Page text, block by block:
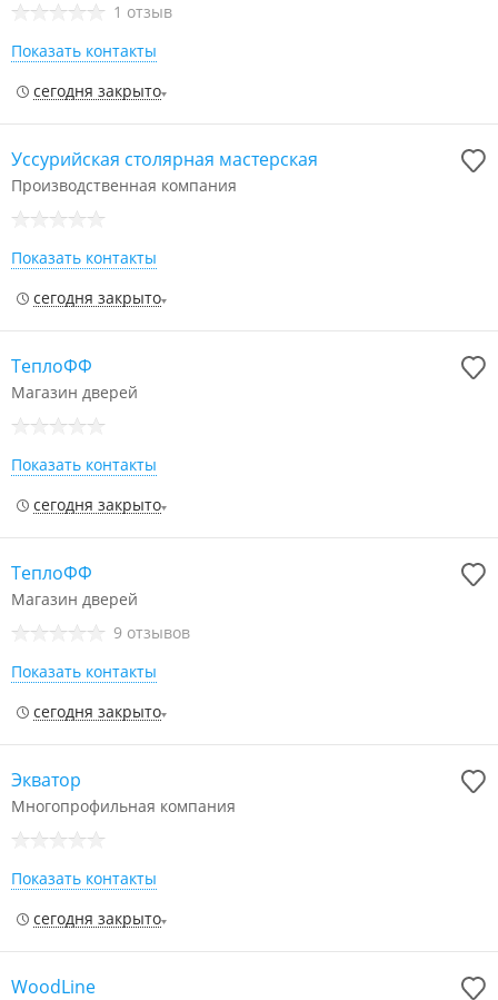
1 отзыв
Показать контакты
сегодня закрыто
Уссурийская столярная мастерская
Производственная компания
Показать контакты
сегодня закрыто
ТеплоФФ
Магазин дверей
Показать контакты
сегодня закрыто
ТеплоФФ
Магазин дверей
9 отзывов
Показать контакты
сегодня закрыто
Экватор
Многопрофильная компания
Показать контакты
сегодня закрыто
WoodLine